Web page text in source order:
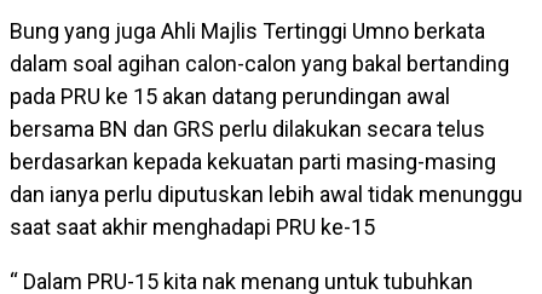
Bung yang juga Ahli Majlis Tertinggi Umno berkata
dalam soal agihan calon-calon yang bakal bertanding
pada PRU ke 15 akan datang perundingan awal
bersama BN dan GRS perlu dilakukan secara telus
berdasarkan kepada kekuatan parti masing-masing
dan ianya perlu diputuskan lebih awal tidak menunggu
saat saat akhir menghadapi PRU ke-15
“ Dalam PRU-15 kita nak menang untuk tubuhkan